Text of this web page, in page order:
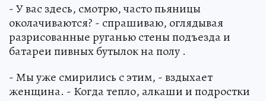
- У вас здесь, смотрю, часто пьяницы
околачиваются? - спрашиваю, оглядывая
разрисованные руганью стены подъезда и
батареи пивных бутылок на полу .
- Мы уже смирились с этим, - вздыхает
женщина. - Когда тепло, алкаши и подростки